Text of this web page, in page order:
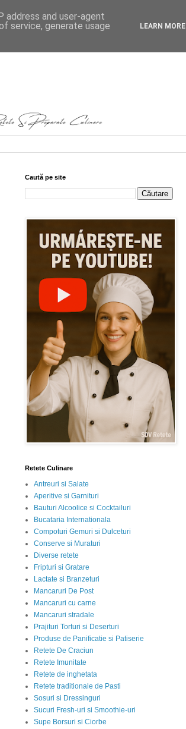
Caută pe site
Retete Culinare
Antreuri si Salate
Aperitive si Garnituri
Bauturi Alcoolice si Cocktailuri
Bucataria Internationala
Compoturi Gemuri si Dulceturi
Conserve si Muraturi
Diverse retete
Fripturi si Gratare
Lactate si Branzeturi
Mancaruri De Post
Mancaruri cu carne
Mancaruri stradale
Prajituri Torturi si Deserturi
Produse de Panificatie si Patiserie
Retete De Craciun
Retete Imunitate
Retete de inghetata
Retete traditionale de Pasti
Sosuri si Dressinguri
Sucuri Fresh-uri si Smoothie-uri
Supe Borsuri si Ciorbe
address and user-agent
service, generate usage
LEARN MORE